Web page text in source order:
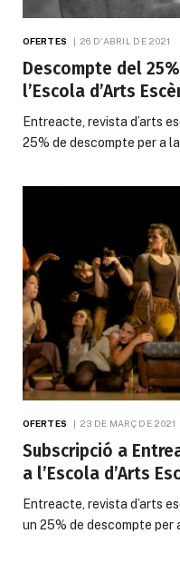
OFERTES 26 D'ABRIL DE 2021
Descompte del
l’Escola d’Arts
Entreacte, revista d’arts
25% de descompte per a
OFERTES 23 DE MARÇ DE 2021
Subscripció a
a l’Escola d’Arts
Entreacte, revista d’arts
un 25% de descompte per